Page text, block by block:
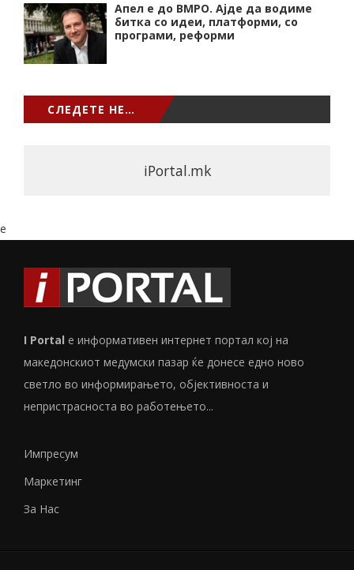
Апел е до ВМРО. Ајде да водиме
битка со идеи, платформи, со
програми, реформи
СЛЕДЕТЕ НЕ…
iPortal.mk
e
I Portal е информативен интернет портал кој на
македонскиот медумски пазар ќе донесе едно ново
светло во информирањето, објективноста и
непристрасноста во работењето...
Импресум
Маркетинг
За Нас